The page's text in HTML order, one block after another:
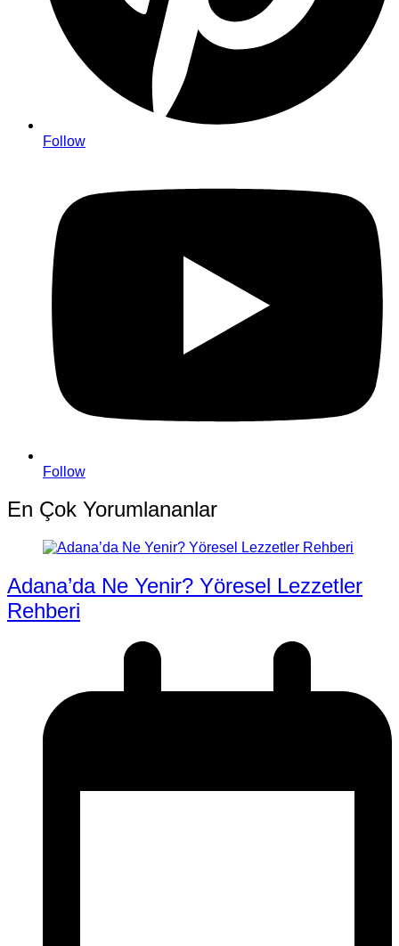
Follow
Follow
En Çok Yorumlananlar
Adana’da Ne Yenir? Yöresel Lezzetler
Rehberi